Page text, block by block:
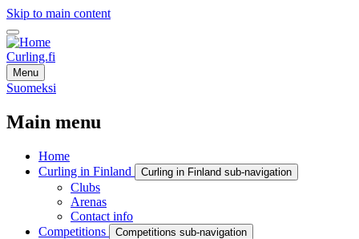
Skip to main content
Curling.fi
Menu
Suomeksi
Main menu
Home
Curling in Finland
Curling in Finland sub-navigation
Clubs
Arenas
Contact info
Competitions
Competitions sub-navigation